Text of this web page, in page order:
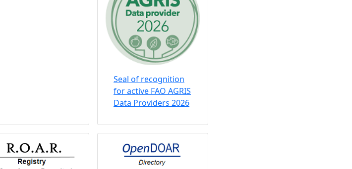
Seal of recognition
for active FAO AGRIS
Data Providers 2026